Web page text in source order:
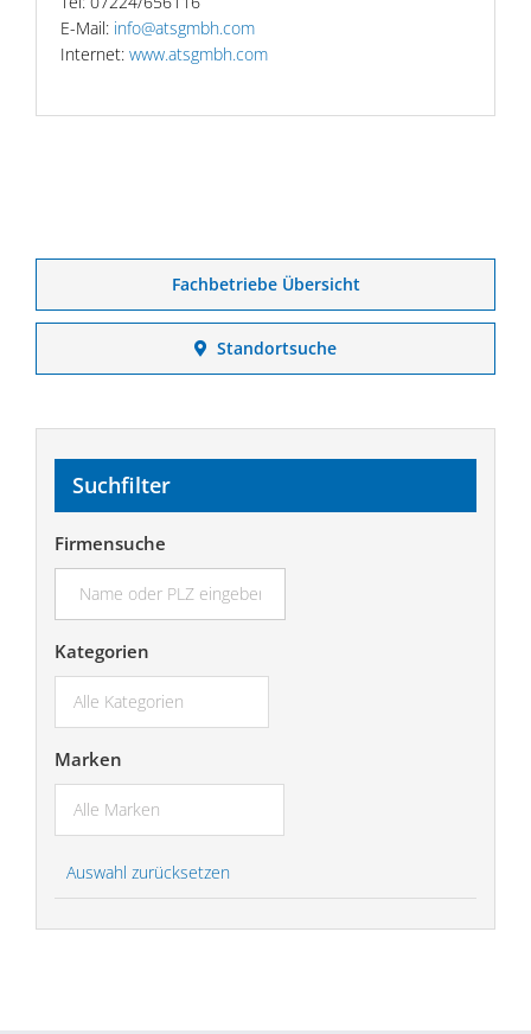
E-Mail: info@atsgmbh.com
Internet: www.atsgmbh.com
Fachbetriebe Übersicht
Standortsuche
Suchfilter
Firmensuche
Kategorien
Marken
Auswahl zurücksetzen